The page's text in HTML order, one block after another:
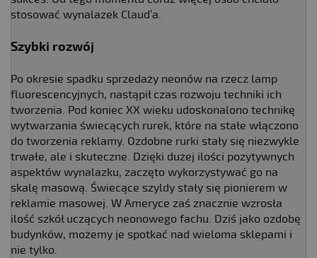
stosować wynalazek Claud’a.
Szybki rozwój
Po okresie spadku sprzedaży neonów na rzecz lamp
fluorescencyjnych, nastąpił czas rozwoju techniki ich
tworzenia. Pod koniec XX wieku udoskonalono technikę
wytwarzania świecących rurek, które na stałe włączono
do tworzenia reklamy. Ozdobne rurki stały się niezwykle
trwałe, ale i skuteczne. Dzięki dużej ilości pozytywnych
aspektów wynalazku, zaczęto wykorzystywać go na
skalę masową. Świecące szyldy stały się pionierem w
reklamie masowej. W Ameryce zaś znacznie wzrosła
ilość szkół uczących neonowego fachu. Dziś jako ozdobę
budynków, możemy je spotkać nad wieloma sklepami i
nie tylko.